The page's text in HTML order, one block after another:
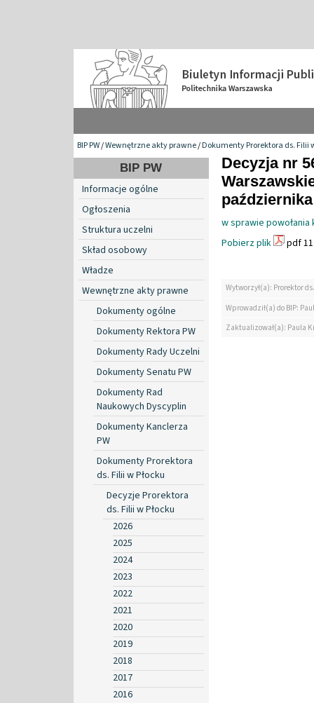
BIP PW/Wewnętrzne akty prawne/Dokumenty Prorektora ds. Filii
BIP PW
Informacje ogólne
Ogłoszenia
Struktura uczelni
Skład osobowy
Władze
Wewnętrzne akty prawne
Dokumenty ogólne
Dokumenty Rektora PW
Dokumenty Rady Uczelni
Dokumenty Senatu PW
Dokumenty Rad
Naukowych Dyscyplin
Dokumenty Kanclerza
PW
Dokumenty Prorektora
ds. Filii w Płocku
Decyzje Prorektora
ds. Filii w Płocku
2026
2025
2024
2023
2022
2021
2020
2019
2018
2017
2016
Decyzja nr
w sprawie
Pobierz plik
pdf
Wytworzył(a): Prorektor
Wprowadził(a) do BIP:
Zaktualizował(a): Paula